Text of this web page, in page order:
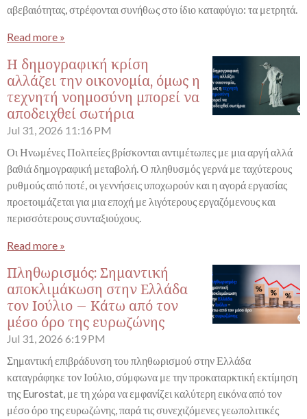
αβεβαιότητας, στρέφονται συνήθως στο ίδιο καταφύγιο: τα μετρητά.
Read more »
Η δημογραφική κρίση
αλλάζει την οικονομία, όμως η
τεχνητή νοημοσύνη μπορεί να
αποδειχθεί σωτήρια
Jul 31, 2026 11:16 PM
Οι Ηνωμένες Πολιτείες βρίσκονται αντιμέτωπες με μια αργή αλλά
βαθιά δημογραφική μεταβολή. Ο πληθυσμός γερνά με ταχύτερους
ρυθμούς από ποτέ, οι γεννήσεις υποχωρούν και η αγορά εργασίας
προετοιμάζεται για μια εποχή με λιγότερους εργαζόμενους και
περισσότερους συνταξιούχους.
Read more »
Πληθωρισμός: Σημαντική
αποκλιμάκωση στην Ελλάδα
τον Ιούλιο – Κάτω από τον
μέσο όρο της ευρωζώνης
Jul 31, 2026 6:19 PM
Σημαντική επιβράδυνση του πληθωρισμού στην Ελλάδα
καταγράφηκε τον Ιούλιο, σύμφωνα με την προκαταρκτική εκτίμηση
της Eurostat, με τη χώρα να εμφανίζει καλύτερη εικόνα από τον
μέσο όρο της ευρωζώνης, παρά τις συνεχιζόμενες γεωπολιτικές